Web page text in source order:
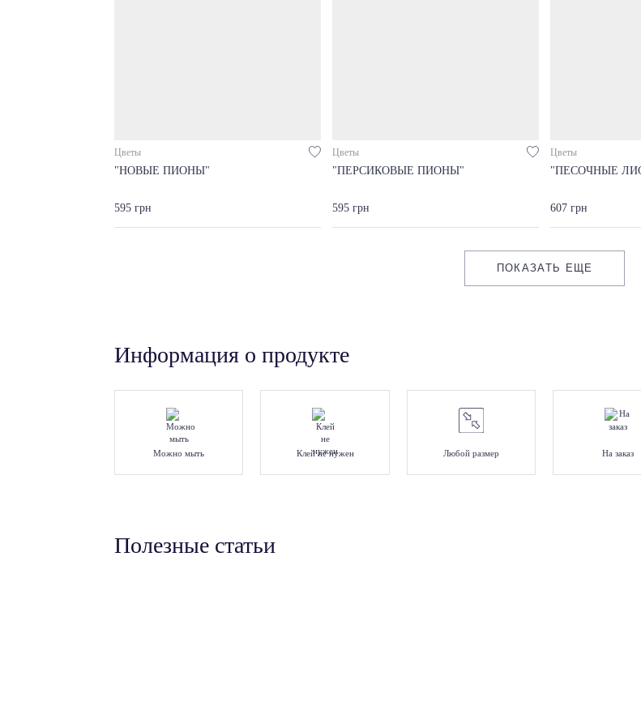
Цветы
"НОВЫЕ ПИОНЫ"
595 грн
Цветы
"ПЕРСИКОВЫЕ ПИОНЫ"
595 грн
Цветы
"ПЕСОЧНЫЕ
607 грн
ПОКАЗАТЬ ЕЩЕ
Информация о продукте
Можно мыть Клей не нужен Любой размер На заказ
Полезные статьи